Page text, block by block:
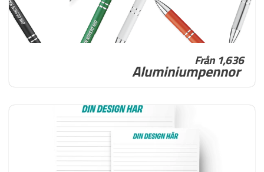
Från 1,636
Aluminiumpennor